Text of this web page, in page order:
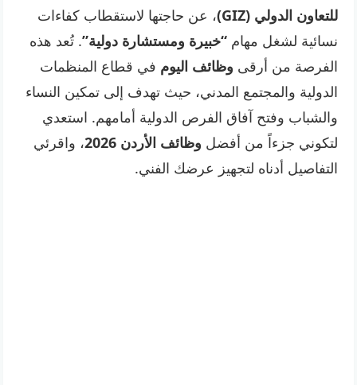
للتعاون الدولي (GIZ)
، عن حاجتها لاستقطاب كفاءات
نسائية لشغل مهام“خبيرة ومستشارة دولية”. تُعد هذه
الفرصة من أرقى وظائف اليوم في قطاع المنظمات
الدولية والمجتمع المدني، حيث تهدف إلى تمكين النساء
والشباب وفتح آفاق الفرص الدولية أمامهم. استعدي
لتكوني جزءاً من أفضل وظائف الأردن 2026
، واقرئي
التفاصيل أدناه لتجهيز عرضك الفني.